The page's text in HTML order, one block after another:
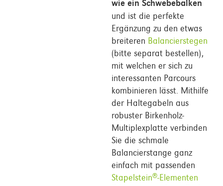
wie ein Schwebebalken
und ist die perfekte
Ergänzung zu den etwas
breiteren Balancierstegen
(bitte separat bestellen),
mit welchen er sich zu
interessanten Parcours
kombinieren lässt. Mithilfe
der Haltegabeln aus
robuster Birkenholz-
Multiplexplatte verbinden
Sie die schmale
Balancierstange ganz
einfach mit passenden
Stapelstein®-Elementen